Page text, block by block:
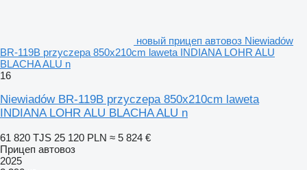
новый прицеп автовоз Niewiadów
BR-119B przyczepa 850x210cm laweta INDIANA LOHR ALU
BLACHA ALU n
16
Niewiadów BR-119B przyczepa 850x210cm laweta
INDIANA LOHR ALU BLACHA ALU n
61 820 TJS 25 120 PLN ≈ 5 824 €
Прицеп автовоз
2025